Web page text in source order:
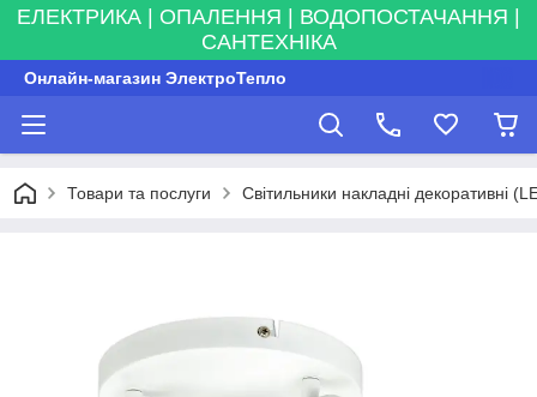
ЕЛЕКТРИКА | ОПАЛЕННЯ | ВОДОПОСТАЧАННЯ |
САНТЕХНІКА
Онлайн-магазин ЭлектроТепло
Товари та послуги Світильники накладні декоративні